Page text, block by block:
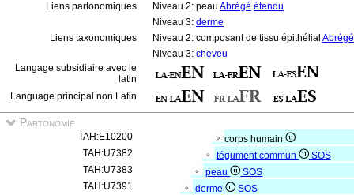
Liens partonomiques
Niveau 2: peau Abrégé étendu
Niveau 3: derme
Liens taxonomiques
Niveau 2: composant de tissu épithélial Abrégé
Niveau 3: cheveu
Langage subsidiaire avec le
latin
Language principal non Latin
Partonomie
TAH:E10200
corps humain
TAH:U7382
tégument commun
SOS
TAH:U7383
peau
SOS
TAH:U7391
derme
SOS